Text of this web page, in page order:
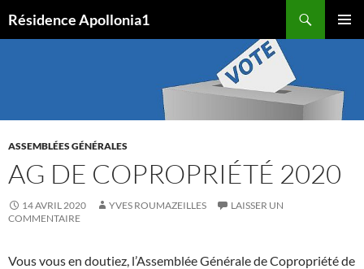
auRésidence Apollonia1
ASSEMBLÉES GÉNÉRALES
AG DE COPROPRIÉTÉ 2020
14 AVRIL 2020 YVES ROUMAZEILLES
LAISSER UN
COMMENTAIRE
Vous vous en doutiez, l’Assemblée Générale de Copropriété de